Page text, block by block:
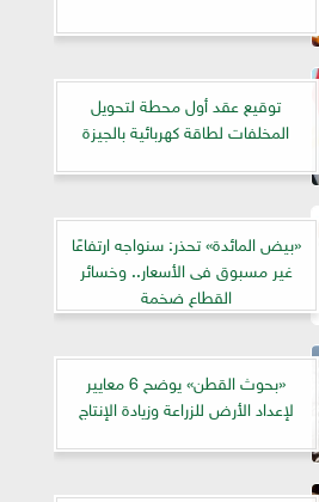
توقيع عقد أول محطة لتحويل
المخلفات لطاقة كهربائية بالجيزة
«بيض المائدة» تحذر: سنواجه ارتفاعًا
غير مسبوق فى الأسعار.. وخسائر
القطاع ضخمة
«بحوث القطن» يوضح 6 معايير
لإعداد الأرض للزراعة وزيادة الإنتاج